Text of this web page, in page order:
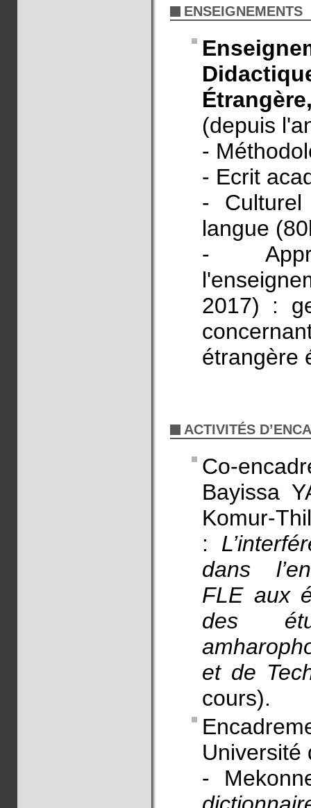
ENSEIGNEMENTS
(depuis
-
- Ecrit
-
langue
-
2017) :
étrangère
ACTIVITÉS
Co-
Bayissa
Komur-
:
dans
FLE aux
des
et de
cours).
Université
-